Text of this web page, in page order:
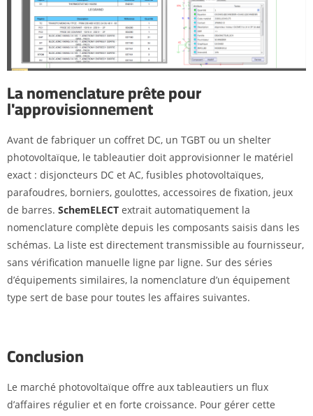
La nomenclature prête pour
l'approvisionnement
Avant de fabriquer un coffret DC, un TGBT ou un shelter
photovoltaïque, le tableautier doit approvisionner le matériel
exact : disjoncteurs DC et AC, fusibles photovoltaïques,
parafoudres, borniers, goulottes, accessoires de fixation, jeux
de barres. SchemELECT extrait automatiquement la
nomenclature complète depuis les composants saisis dans les
schémas. La liste est directement transmissible au fournisseur,
sans vérification manuelle ligne par ligne. Sur des séries
d’équipements similaires, la nomenclature d’un équipement
type sert de base pour toutes les affaires suivantes.
Conclusion
Le marché photovoltaïque offre aux tableautiers un flux
d’affaires régulier et en forte croissance. Pour gérer cette